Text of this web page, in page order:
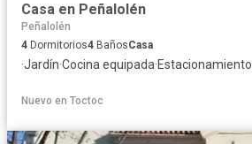
Casa en Peñalolén
Peñalolén
4 Dormitorios4 BañosCasa
·Jardín·Cocina equipada·Estacionamiento
Nuevo en Toctoc